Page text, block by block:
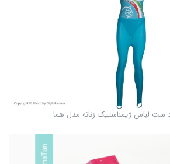
لباس ژیمناستیک زنانه مدل هما